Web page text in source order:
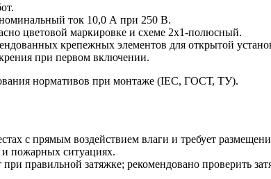
номинальный ток 10,0 А при 250 В.
цветовой маркировке и схеме 2х1-полюсный.
крепежных элементов для открытой
при первом включении.
нормативов при монтаже (IEC, ГОСТ, ТУ).
с прямым воздействием влаги и требует
и пожарных ситуациях.
правильной затяжке; рекомендовано проверить